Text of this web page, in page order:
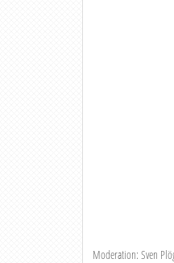
Moderation: Sven